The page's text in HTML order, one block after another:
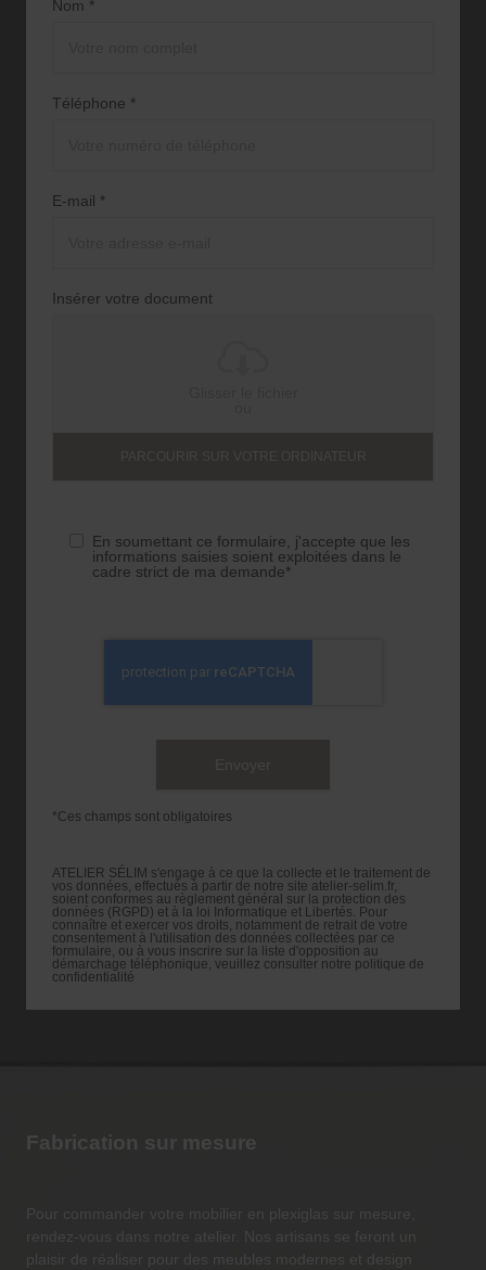
Nom *
Téléphone *
E-mail *
Insérer votre document
En soumettant ce formulaire, j'accepte que les
informations saisies soient exploitées dans le
cadre strict de ma demande*
*Ces champs sont obligatoires
ATELIER SÉLIM s'engage à ce que la collecte et le traitement de
vos données, effectués à partir de notre site atelier-selim.fr,
soient conformes au règlement général sur la protection des
données (RGPD) et à la loi Informatique et Libertés. Pour
connaître et exercer vos droits, notamment de retrait de votre
consentement à l'utilisation des données collectées par ce
formulaire, ou à vous inscrire sur la liste d'opposition au
démarchage téléphonique, veuillez consulter notre politique de
confidentialité
Fabrication sur mesure
Pour commander votre mobilier en
rendez-vous dans notre atelier. Nos artisans se feront un
plaisir de réaliser pour des meubles modernes et design